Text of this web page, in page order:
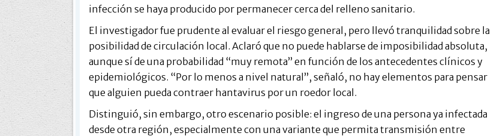
infección se haya producido por permanecer cerca del relleno sanitario.
El investigador fue prudente al evaluar el riesgo general, pero llevó tranquilidad sobre la
posibilidad de circulación local. Aclaró que no puede hablarse de imposibilidad absoluta,
aunque sí de una probabilidad “muy remota” en función de los antecedentes clínicos y
epidemiológicos. “Por lo menos a nivel natural”, señaló, no hay elementos para pensar
que alguien pueda contraer hantavirus por un roedor local.
Distinguió, sin embargo, otro escenario posible: el ingreso de una persona ya infectada
desde otra región, especialmente con una variante que permita transmisión entre